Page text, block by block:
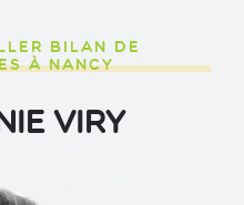
BILAN DE
À NANCY
VIRY